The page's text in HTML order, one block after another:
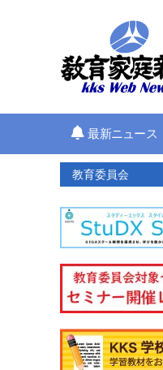
最新ニュース
教育委員会